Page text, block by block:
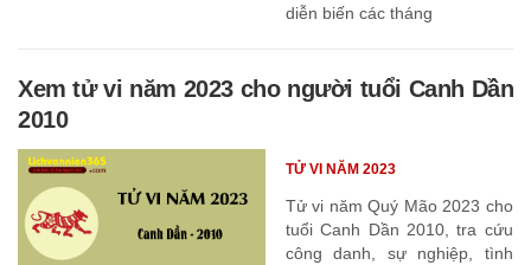
diễn biến các tháng
Xem tử vi năm 2023 cho người tuổi Canh Dần
2010
Tử vi năm Quý Mão 2023 cho
tuổi Canh Dần 2010, tra cứu
công danh, sự nghiệp, tình
TỬ VI NĂM 2023